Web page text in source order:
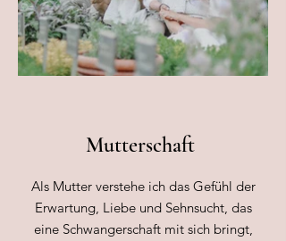
Mutterschaft
Als Mutter verstehe ich das Gefühl der
Erwartung, Liebe und Sehnsucht, das
eine Schwangerschaft mit sich bringt,